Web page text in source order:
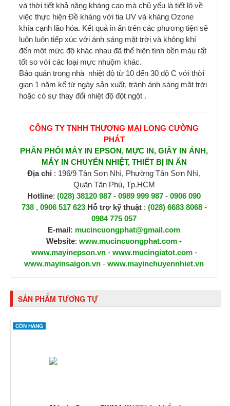
và thời tiết khả năng kháng cao mà chủ yếu là tiết lộ về
việc thực hiện Đề kháng với tia UV và kháng Ozone
khía cạnh lão hóa. Kết quả in ấn trên các phương tiện sẽ
luôn luôn tiếp xúc với ánh sáng mặt trời và không khí
đến một mức độ khác nhau đã thể hiện tính bền màu rất
tốt so với các loại mực nhuộm khác.
Bảo quản trong nhà nhiệt độ từ 10 đến 30 độ C với thời
gian 1 năm kể từ ngày sản xuất, tránh ánh sáng mặt trời
hoặc có sự thay đổi nhiệt độ đột ngột .
CÔNG TY TNHH THƯƠNG MẠI LONG CƯỜNG
PHÁT
PHÂN PHỐI MÁY IN EPSON, MỰC IN, GIẤY IN ẢNH,
MÁY IN CHUYỂN NHIỆT, THIẾT BỊ IN ẤN
Địa chỉ : 196/9 Tân Sơn Nhì, Phường Tân Sơn Nhì,
Quận Tân Phú, Tp.HCM
Hotline: (028) 38120 987 - 0989 999 987 - 0906 090
738, 0906 517 623 Hỗ trợ kỹ thuật : (028) 6683 8068-
0984 775 057
E-mail: mucincuongphat@gmail.com
Website: www.mucincuongphat.com -
www.mayinepson.vn- www.mucingiatot.com-
www.mayinsaigon.vn - www.mayinchuyennhiet.vn
SẢN PHẨM TƯƠNG TỰ
CÒN HÀNG